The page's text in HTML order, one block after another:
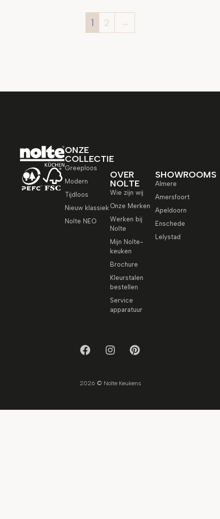
1 2 →
ONZE
COLLECTIE
Greeploos
Modern
Tijdloos
Nieuw klassiek
Nolte NEO
OVER
NOLTE
Wie zijn wij
Onze Merken
Werken bij
Nolte
Mijn Nolte-
keuken
Brochure
Kleurstalen
bestellen
Service
apparatuur
SHOWROOMS
Almere
Amersfoort
Apeldoorn
Enschede
Lelystad
2026 © Nolte Keukens